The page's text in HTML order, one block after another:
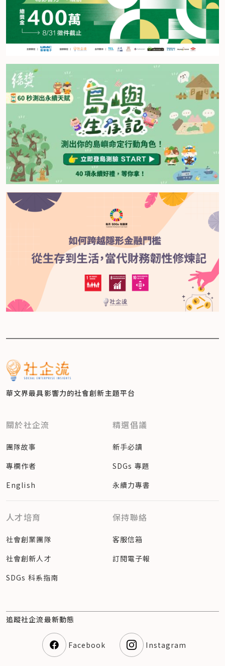
華文界最具影響力的社會創新主題平台
關於社企流
團隊故事
專欄作者
English
精選倡議
新手必讀
SDGs 專題
永續力專書
人才培育
社會創業團隊
社會創新人才
SDGs 科系指南
保持聯絡
客服信箱
訂閱電子報
追蹤社企流最新動態
Facebook Instagram